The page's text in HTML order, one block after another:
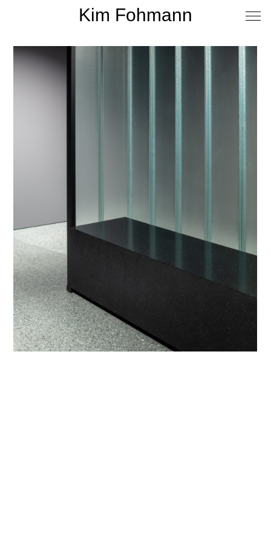
Kim Fohmann